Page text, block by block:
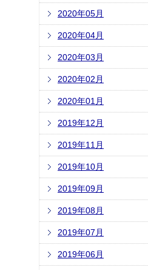
2020年05月
2020年04月
2020年03月
2020年02月
2020年01月
2019年12月
2019年11月
2019年10月
2019年09月
2019年08月
2019年07月
2019年06月